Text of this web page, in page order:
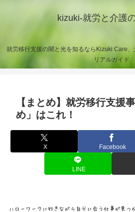
kizuki-就労と介護
就労移行支援の闇と光を知るならKizuki Care
リアルガイド
【まとめ】就労移行支援
め」はこれ！
X Facebook
LINE